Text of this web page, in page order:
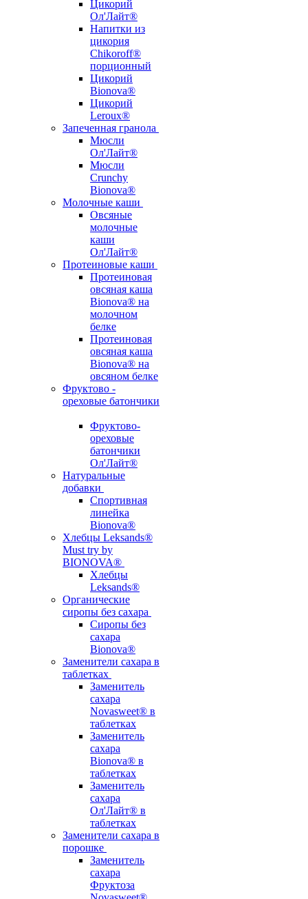
Цикорий
Ол'Лайт®
Напитки из
цикория
Chikoroff®
порционный
Цикорий
Bionova®
Цикорий
Leroux®
Запеченная гранола
Мюсли
Ол'Лайт®
Мюсли
Crunchy
Bionova®
Молочные каши
Овсяные
молочные
каши
Ол'Лайт®
Протеиновые каши
Протеиновая
овсяная каша
Bionova® на
молочном
белке
Протеиновая
овсяная каша
Bionova® на
овсяном белке
Фруктово -
ореховые батончики
Фруктово-
ореховые
батончики
Ол'Лайт®
Натуральные
добавки
Спортивная
линейка
Bionova®
Хлебцы Leksands®
Must try by
BIONOVA®
Хлебцы
Leksands®
Органические
сиропы без сахара
Сиропы без
сахара
Bionova®
Заменители сахара в
таблетках
Заменитель
сахара
Novasweet® в
таблетках
Заменитель
сахара
Bionova® в
таблетках
Заменитель
сахара
Ол'Лайт® в
таблетках
Заменители сахара в
порошке
Заменитель
сахара
Фруктоза